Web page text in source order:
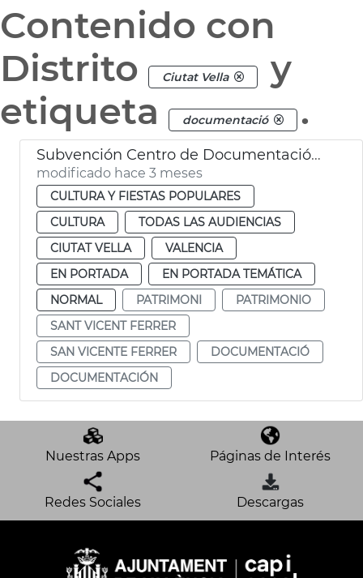
Contenido con
Distrito
Ciutat Vella
y
etiqueta
documentació .
Subvención Centro de Documentación Vicentina
modificado hace 3 meses
CULTURA Y FIESTAS POPULARES
CULTURA
TODAS LAS AUDIENCIAS
CIUTAT VELLA
VALENCIA
EN PORTADA
EN PORTADA TEMÁTICA
NORMAL
PATRIMONI
PATRIMONIO
SANT VICENT FERRER
SAN VICENTE FERRER
DOCUMENTACIÓ
DOCUMENTACIÓN
Nuestras Apps Páginas de Interés
Redes Sociales Descargas